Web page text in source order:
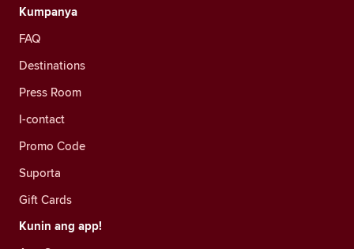
Kumpanya
FAQ
Destinations
Press Room
I-contact
Promo Code
Suporta
Gift Cards
Kunin ang app!